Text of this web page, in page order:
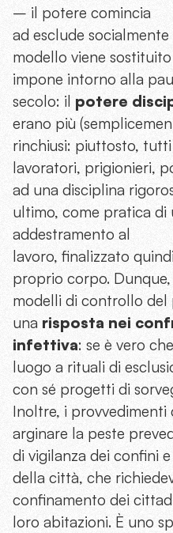
– il potere comincia
ad esclude socialmente
modello viene
impone intorno alla
secolo: il potere
erano più
rinchiusi: piuttosto,
lavoratori, prigionieri,
ad una disciplina
ultimo, come pratica di
addestramento al
lavoro, finalizzato
proprio corpo.
modelli di controllo del
una risposta nei
infettiva: se è vero
luogo a rituali di
con sé progetti di
Inoltre, i provvedimenti
arginare la peste
di vigilanza dei confini
della città, che
confinamento dei
loro abitazioni. È uno